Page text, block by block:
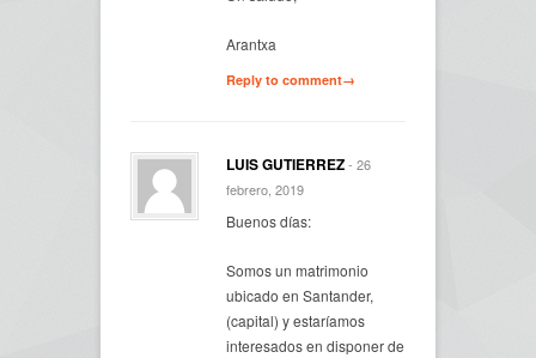
Arantxa
Reply to comment→
LUIS GUTIERREZ- 26
febrero, 2019
Buenos días:
Somos un matrimonio
ubicado en Santander,
(capital) y estaríamos
interesados en disponer de